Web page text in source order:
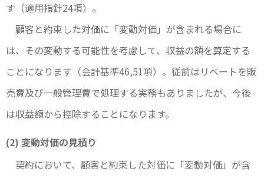
す（適用指針24項）。
顧客と約束した対価に「変動対価」が含まれる場合に
は、その変動する可能性を考慮して、収益の額を算定する
ことになります（会計基準46,51項）。従前はリベートを販
売費及び一般管理費で処理する実務もありましたが、今後
は収益額から控除することになります。
(2) 変動対価の見積り
契約において、顧客と約束した対価に「変動対価」が含